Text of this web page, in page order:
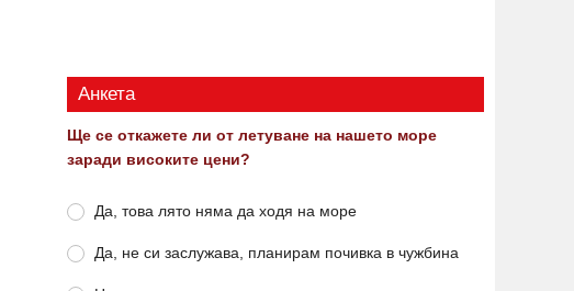
Анкета
Ще се откажете ли от летуване на нашето море
заради високите цени?
Да, това лято няма да ходя на море
Да, не си заслужава, планирам почивка в чужбина